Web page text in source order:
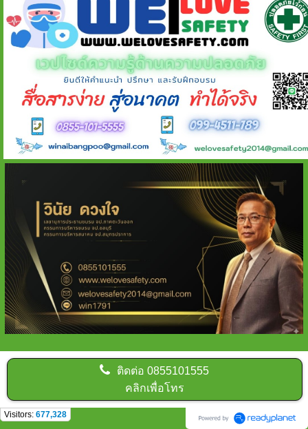
ติดต่อ0855101555
คลิกเพื่อโทร
Visitors: 677,328